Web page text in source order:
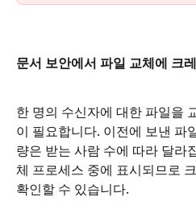
문서 보안에서 파일 교체에 크
한 명의 수신자에 대한 파일을
이 필요합니다. 이전에 보낸 파
량은 받는 사람 수에 따라 달라
체 프로세스 중에 표시되므로
확인할 수 있습니다.